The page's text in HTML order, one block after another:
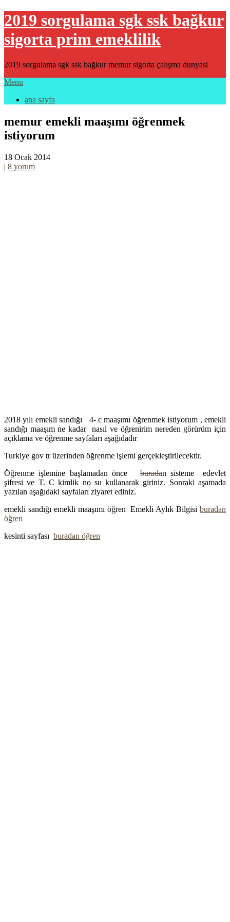
2019 sorgulama sgk ssk bağkur
sigorta prim emeklilik
2019 sorgulama sgk ssk bağkur memur sigorta çalışma dunyasi
Menu
ana sayfa
memur emekli maaşımı öğrenmek
istiyorum
18 Ocak 2014
| 8 yorum
2018 yılı emekli sandığı 4- c maaşımı öğrenmek istiyorum , emekli
sandığı maaşım ne kadar nasıl ve öğrenirim nereden görürüm için
açıklama ve öğrenme sayfaları aşağıdadır
Turkiye gov tr üzerinden öğrenme işlemi gerçekleştirilecektir.
Öğrenme işlemine başlamadan önce buradan sisteme edevlet
şifresi ve T. C kimlik no su kullanarak giriniz. Sonraki aşamada
yazılan aşağıdaki sayfaları ziyaret ediniz.
emekli sandığı emekli maaşımı öğren Emekli Aylık Bilgisi buradan
öğren
kesinti sayfası buradan öğren